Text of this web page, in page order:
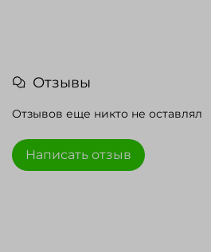
Отзывы
Отзывов еще никто не оставлял
Написать отзыв